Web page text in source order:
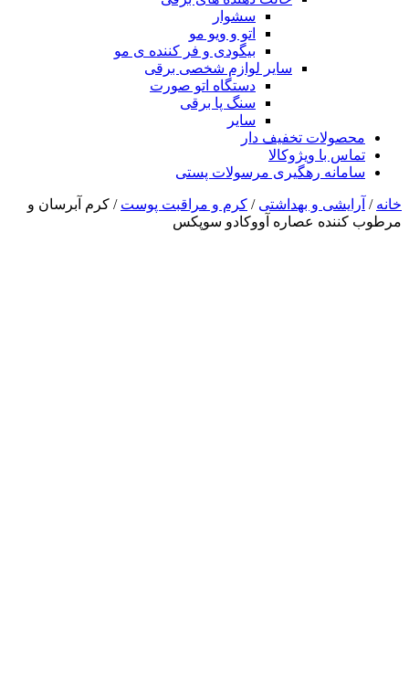
سشوار
اتو و ویو مو
بیگودی و فر کننده ی مو
سایر لوازم شخصی برقی
دستگاه اتو صورت
سنگ پا برقی
سایر
محصولات تخفیف دار
تماس با ویژوکالا
سامانه رهگیری مرسولات پستی
خانه / آرایشی و بهداشتی / کرم و مراقبت پوست / کرم آبرسان و
مرطوب کننده عصاره آووکادو سوپکس